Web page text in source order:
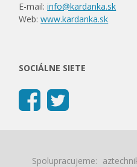
E-mail:info@kardanka.sk
Web:www.kardanka.sk
SOCIÁLNE SIETE
Spolupracujeme: